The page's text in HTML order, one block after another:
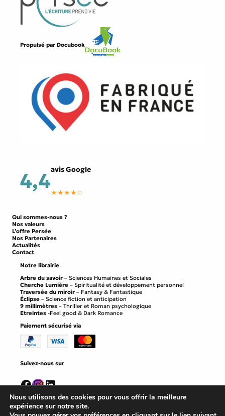
Propulsé par Docubook
4,4avis Google
★★★★☆
Qui sommes-nous ?
Nos valeurs
L’offre Persée
Nos Partenaires
Actualités
Contact
Notre librairie
Arbre du savoir – Sciences Humaines et Sociales
Cherche Lumière – Spiritualité et développement personnel
Traversée du miroir – Fantasy & Fantastique
Éclipse – Science fiction et anticipation
9 millimètres – Thriller et Roman psychologique
Etreintes -Feel good & Dark Romance
Paiement sécurisé via
Suivez-nous sur
Facebook
Instagram
LinkedIn
Nous utilisons des cookies pour vous offrir la meilleure
expérience sur notre site.